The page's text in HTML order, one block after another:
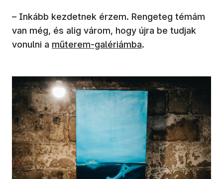
– Inkább kezdetnek érzem. Rengeteg témám
van még, és alig várom, hogy újra be tudjak
vonulni a műterem-galériámba.